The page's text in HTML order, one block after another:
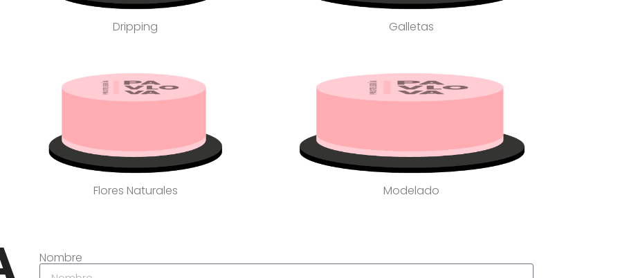
Dripping
Flores Naturales
Galletas
Modelado
Nombre